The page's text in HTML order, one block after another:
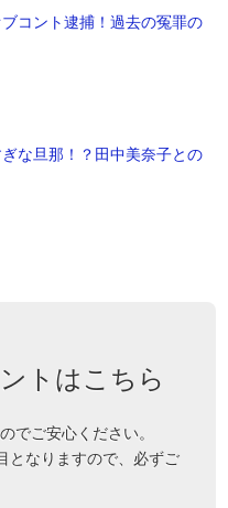
コント逮捕！過去の冤罪の
な旦那！？田中美奈子との
トはこちら
でご安心ください。
となりますので、必ずご